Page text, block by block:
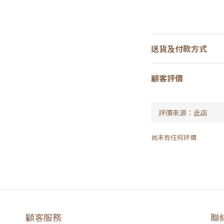
送貨及付款方式
顧客評價
尚未有任何評價
顧客服務 聯